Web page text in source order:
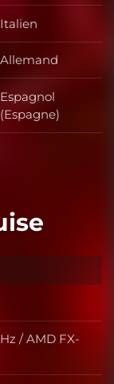
Italien
Allemand
Espagnol
(Espagne)
/ AMD FX-